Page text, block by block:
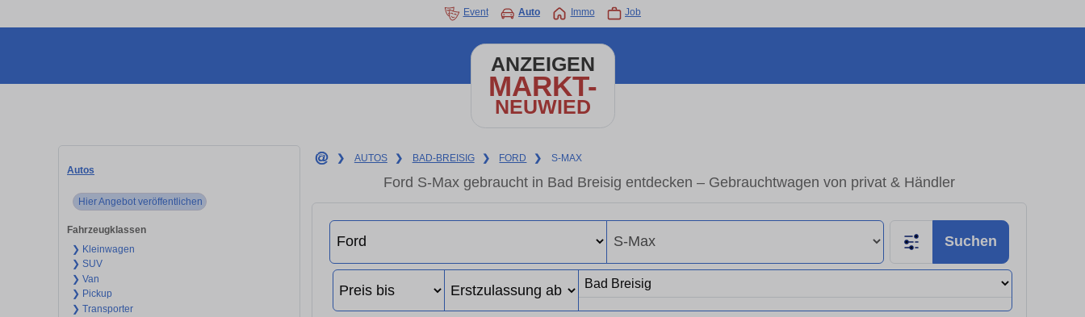
Event Auto Immo Job
ANZEIGEN
MARKT-
NEUWIED
Autos
Hier Angebot veröffentlichen
Fahrzeugklassen
❯ Kleinwagen
❯ SUV
❯ Van
❯ Pickup
❯ Transporter
❯ AUTOS ❯ BAD-BREISIG ❯ FORD ❯ S-MAX
Ford S-Max gebraucht in Bad Breisig entdecken – Gebrauchtwagen von privat & Händler
Suchen